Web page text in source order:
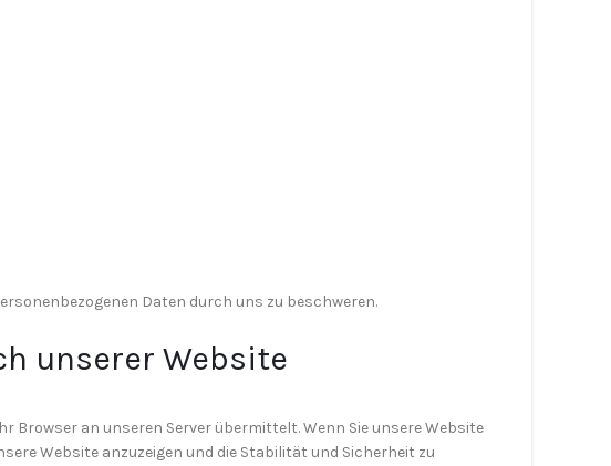
Daten durch uns zu beschweren.
unserer Website
Browser an unseren Server übermittelt. Wenn Sie unsere Website
Website anzuzeigen und die Stabilität und Sicherheit zu